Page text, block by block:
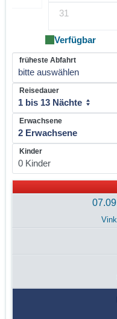
31
Verfügbar
früheste Abfahrt
bitte auswählen
Reisedauer
1 bis 13 Nächte
Erwachsene
Kinder